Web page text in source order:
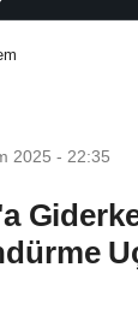
2025 - 22:35